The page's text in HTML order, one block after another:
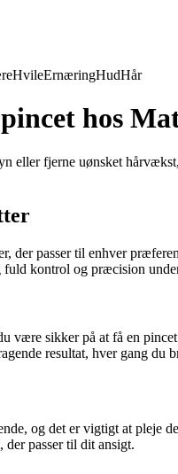
HvileErnæringHudHår
hos
eller fjerne uønsket
der passer til enhver
fuld kontrol og præcision
være sikker på at få en
resultat, hver gang du
og det er vigtigt at pleje
passer til dit ansigt.